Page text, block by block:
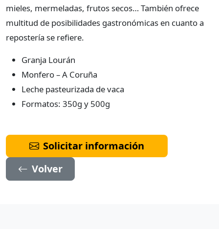
mieles, mermeladas, frutos secos… También ofrece
multitud de posibilidades gastronómicas en cuanto a
repostería se refiere.
Granja Lourán
Monfero – A Coruña
Leche pasteurizada de vaca
Formatos: 350g y 500g
Solicitar información
Volver